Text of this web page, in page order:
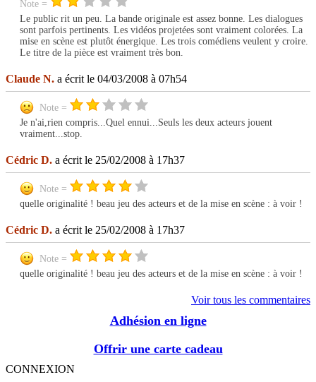
Note =
Le public rit un peu. La bande originale est assez bonne. Les dialogues
sont parfois pertinents. Les vidéos projetées sont vraiment colorées. La
mise en scène est plutôt énergique. Les trois comédiens veulent y croire.
Le titre de la pièce est vraiment très bon.
Claude N. a écrit le 04/03/2008 à 07h54
Note =
Je n'ai,rien compris...Quel ennui...Seuls les deux acteurs jouent
vraiment...stop.
Cédric D. a écrit le 25/02/2008 à 17h37
Note =
quelle originalité ! beau jeu des acteurs et de la mise en scène : à voir !
Cédric D. a écrit le 25/02/2008 à 17h37
Note =
quelle originalité ! beau jeu des acteurs et de la mise en scène : à voir !
Voir tous les commentaires
Adhésion en ligne
Offrir une carte cadeau
CONNEXION